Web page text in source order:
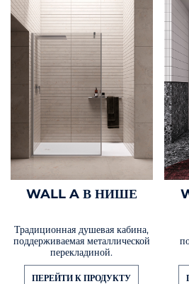
WALL A В НИШЕ
Традиционная душевая кабина,
поддерживаемая металлической
перекладиной.
ПЕРЕЙТИ К ПРОДУКТУ